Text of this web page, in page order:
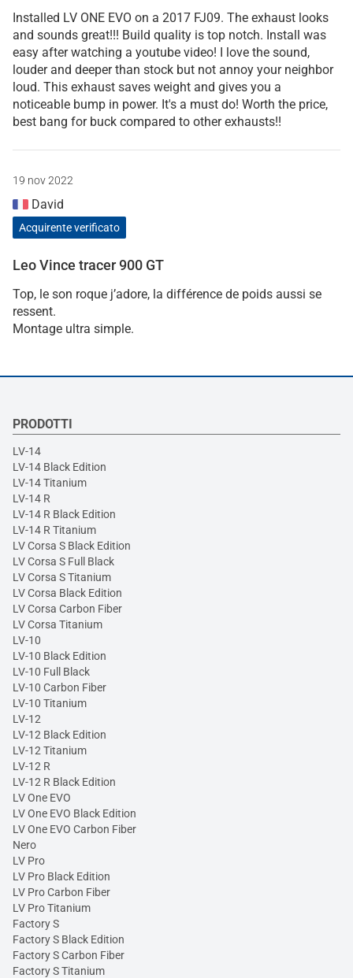
Installed LV ONE EVO on a 2017 FJ09. The exhaust looks
and sounds great!!! Build quality is top notch. Install was
easy after watching a youtube video! I love the sound,
louder and deeper than stock but not annoy your neighbor
loud. This exhaust saves weight and gives you a
noticeable bump in power. It's a must do! Worth the price,
best bang for buck compared to other exhausts!!
19 nov 2022
David
Acquirente verificato
Leo Vince tracer 900 GT
Top, le son roque j’adore, la différence de poids aussi se
ressent.
Montage ultra simple.
PRODOTTI
LV-14
LV-14 Black Edition
LV-14 Titanium
LV-14 R
LV-14 R Black Edition
LV-14 R Titanium
LV Corsa S Black Edition
LV Corsa S Full Black
LV Corsa S Titanium
LV Corsa Black Edition
LV Corsa Carbon Fiber
LV Corsa Titanium
LV-10
LV-10 Black Edition
LV-10 Full Black
LV-10 Carbon Fiber
LV-10 Titanium
LV-12
LV-12 Black Edition
LV-12 Titanium
LV-12 R
LV-12 R Black Edition
LV One EVO
LV One EVO Black Edition
LV One EVO Carbon Fiber
Nero
LV Pro
LV Pro Black Edition
LV Pro Carbon Fiber
LV Pro Titanium
Factory S
Factory S Black Edition
Factory S Carbon Fiber
Factory S Titanium